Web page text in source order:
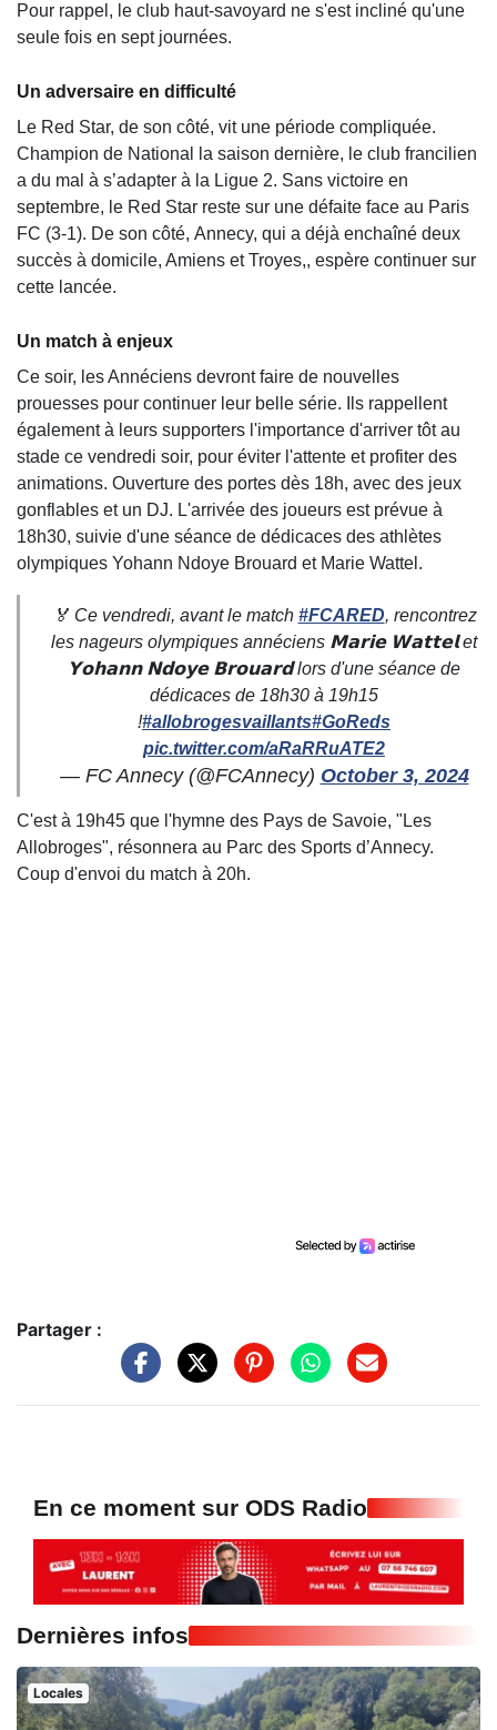
Pour rappel, le club haut-savoyard ne s'est incliné qu'une
seule fois en sept journées.
Un adversaire en difficulté
Le Red Star, de son côté, vit une période compliquée.
Champion de National la saison dernière, le club francilien
a du mal à s’adapter à la Ligue 2. Sans victoire en
septembre, le Red Star reste sur une défaite face au Paris
FC (3-1). De son côté, Annecy, qui a déjà enchaîné deux
succès à domicile, Amiens et Troyes,, espère continuer sur
cette lancée.
Un match à enjeux
Ce soir, les Annéciens devront faire de nouvelles
prouesses pour continuer leur belle série. Ils rappellent
également à leurs supporters l'importance d'arriver tôt au
stade ce vendredi soir, pour éviter l'attente et profiter des
animations. Ouverture des portes dès 18h, avec des jeux
gonflables et un DJ. L'arrivée des joueurs est prévue à
18h30, suivie d'une séance de dédicaces des athlètes
olympiques Yohann Ndoye Brouard et Marie Wattel.
🏅 Ce vendredi, avant le match #FCARED, rencontrez
les nageurs olympiques annéciens 𝗠𝗮𝗿𝗶𝗲 𝗪𝗮𝘁𝘁𝗲𝗹 et
𝗬𝗼𝗵𝗮𝗻𝗻 𝗡𝗱𝗼𝘆𝗲 𝗕𝗿𝗼𝘂𝗮𝗿𝗱 lors d'une séance de
dédicaces de 18h30 à 19h15
!#allobrogesvaillants#GoReds
pic.twitter.com/aRaRRuATE2
— FC Annecy (@FCAnnecy) October 3, 2024
C'est à 19h45 que l'hymne des Pays de Savoie, "Les
Allobroges", résonnera au Parc des Sports d’Annecy.
Coup d'envoi du match à 20h.
Partager :
En ce moment sur ODS Radio
Dernières infos
Locales